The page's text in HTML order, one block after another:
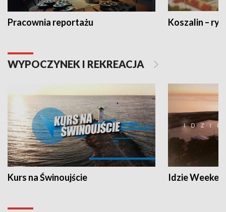
Pracownia reportażu Koszalin –
WYPOCZYNEK I REKREACJA
Kurs na Świnoujście Idzie